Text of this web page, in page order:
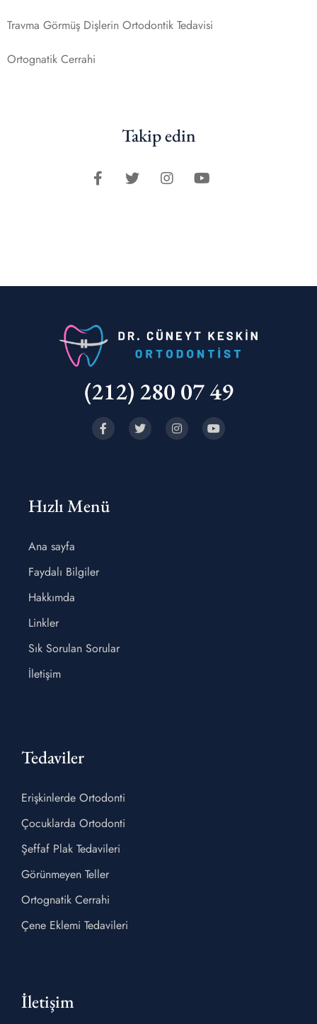
Travma Görmüş Dişlerin Ortodontik Tedavisi
Ortognatik Cerrahi
Takip edin
(212) 280 07 49
Hızlı Menü
Ana sayfa
Faydalı Bilgiler
Hakkımda
Linkler
Sık Sorulan Sorular
İletişim
Tedaviler
Erişkinlerde Ortodonti
Çocuklarda Ortodonti
Şeffaf Plak Tedavileri
Görünmeyen Teller
Ortognatik Cerrahi
Çene Eklemi Tedavileri
İletişim